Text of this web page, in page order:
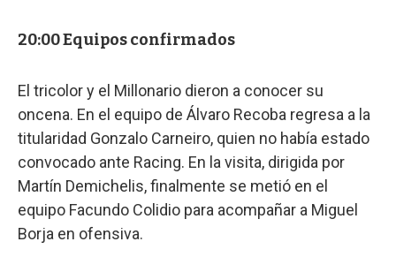
20:00 Equipos confirmados
El tricolor y el Millonario dieron a conocer su
oncena. En el equipo de Álvaro Recoba regresa a la
titularidad Gonzalo Carneiro, quien no había estado
convocado ante Racing. En la visita, dirigida por
Martín Demichelis, finalmente se metió en el
equipo Facundo Colidio para acompañar a Miguel
Borja en ofensiva.